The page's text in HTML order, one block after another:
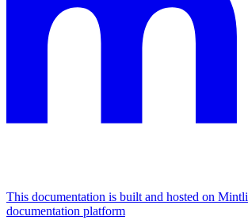
This documentation is built and hosted on
documentation platform